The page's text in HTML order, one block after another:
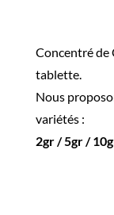
Concentré de
tablette.
Nous
variétés :
2gr / 5gr /